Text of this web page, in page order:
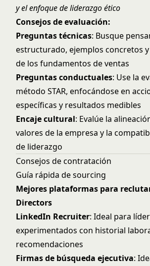
y el enfoque de liderazgo ético
Consejos de evaluación:
Preguntas técnicas: Busque
estructurado, ejemplos concretos
de los fundamentos de ventas
Preguntas conductuales: Use la
método STAR, enfocándose en
específicas y resultados medibles
Encaje cultural: Evalúe la
valores de la empresa y la
de liderazgo
Consejos de contratación
Guía rápida de sourcing
Mejores plataformas para
Directors
LinkedIn Recruiter: Ideal para
experimentados con historial
recomendaciones
Firmas de búsqueda ejecutiva: